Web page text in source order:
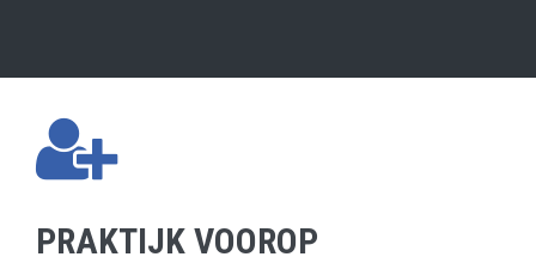
PRAKTIJK VOOROP